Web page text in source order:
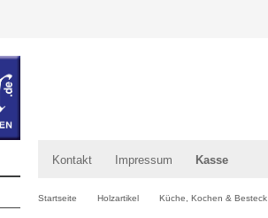
Kontakt Impressum Kasse
Startseite Holzartikel Küche, Kochen & Besteck